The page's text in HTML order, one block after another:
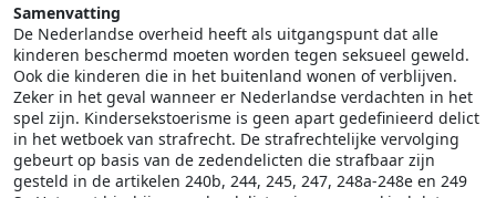
Samenvatting
De Nederlandse overheid heeft als uitgangspunt dat alle
kinderen beschermd moeten worden tegen seksueel geweld.
Ook die kinderen die in het buitenland wonen of verblijven.
Zeker in het geval wanneer er Nederlandse verdachten in het
spel zijn. Kindersekstoerisme is geen apart gedefinieerd delict
in het wetboek van strafrecht. De strafrechtelijke vervolging
gebeurt op basis van de zedendelicten die strafbaar zijn
gesteld in de artikelen 240b, 244, 245, 247, 248a-248e en 249